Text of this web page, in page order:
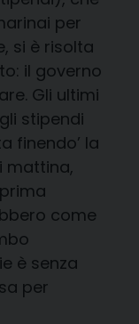
per
si è risolta
il governo
Gli ultimi
stipendi
finendo’ la
mattina,
come
è senza
per